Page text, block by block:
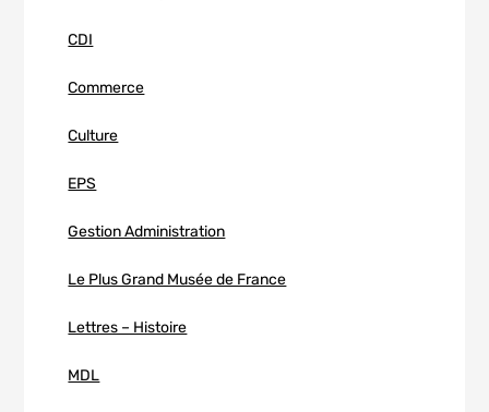
CDI
Commerce
Culture
EPS
Gestion Administration
Le Plus Grand Musée de France
Lettres – Histoire
MDL